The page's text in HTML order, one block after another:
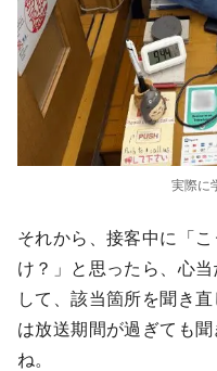
実際に
それから、接客中に「
け？」と思ったら、心
して、該当箇所を聞き直
は放送期間が過ぎても
ね。